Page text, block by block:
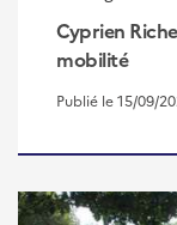
Cyprien
mobilité
Publié le 15/09/